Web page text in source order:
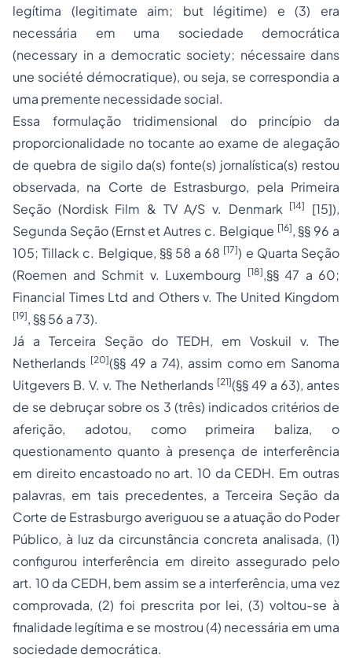
legítima (legitimate aim; but légitime) e (3) era
necessária em uma sociedade democrática
(necessary in a democratic society; nécessaire dans
une société démocratique), ou seja, se correspondia a
uma premente necessidade social.
Essa formulaçãotridimensional do princípio da
proporcionalidade no tocante ao exame de alegação
de quebra de sigilo da(s) fonte(s) jornalística(s) restou
observada, na Corte de Estrasburgo, pela Primeira
Seção (Nordisk Film & TV A/S v. Denmark [14]
[15]),
Segunda Seção (Ernst et Autres c. Belgique [16], §§ 96 a
105; Tillack c. Belgique, §§ 58 a 68 [17]) e Quarta Seção
(Roemen and Schmit v. Luxembourg [18],§§ 47 a 60;
Financial Times Ltd and Others v. The United Kingdom
[19], §§ 56 a 73).
Já a Terceira Seção do TEDH, em Voskuil v. The
Netherlands [20](§§ 49 a 74), assim como em Sanoma
Uitgevers B. V. v. The Netherlands [21](§§ 49 a 63), antes
de se debruçar sobre os 3 (três) indicados critérios de
aferição, adotou, como primeira baliza, o
questionamento quanto à presença de interferência
em direito encastoado no art. 10 da CEDH. Em outras
palavras, em tais precedentes, a Terceira Seção da
Corte de Estrasburgo averiguou se a atuação do Poder
Público, à luz da circunstância concreta analisada, (1)
configurou interferência em direito asseguradopelo
art. 10 da CEDH, bem assim se a interferência, uma vez
comprovada, (2) foi prescrita por lei, (3) voltou-se à
finalidade legítima e se mostrou (4) necessária em uma
sociedade democrática.